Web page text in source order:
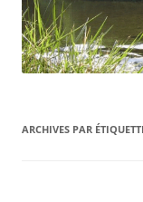
ARCHIVES PAR